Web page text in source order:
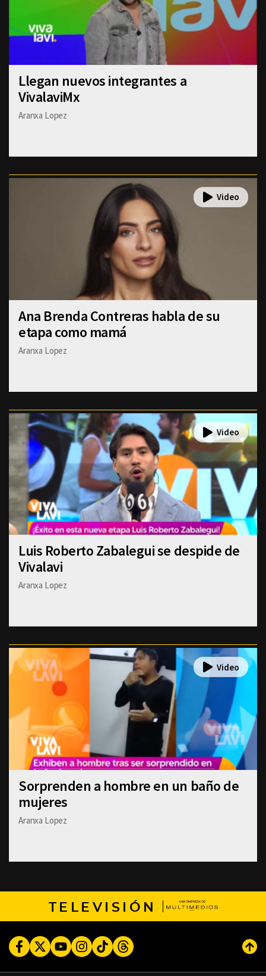
Llegan nuevos integrantes a
VivalaviMx
Aranxa Lopez
Ana Brenda Contreras habla de su
etapa como mamá
Aranxa Lopez
Luis Roberto Zabalegui se despide de
Vivalavi
Aranxa Lopez
Sorprenden a hombre en un baño de
mujeres
Aranxa Lopez
TELEVISIÓN
FacebookTwitterYoutubeInstagram
TikTokThreads